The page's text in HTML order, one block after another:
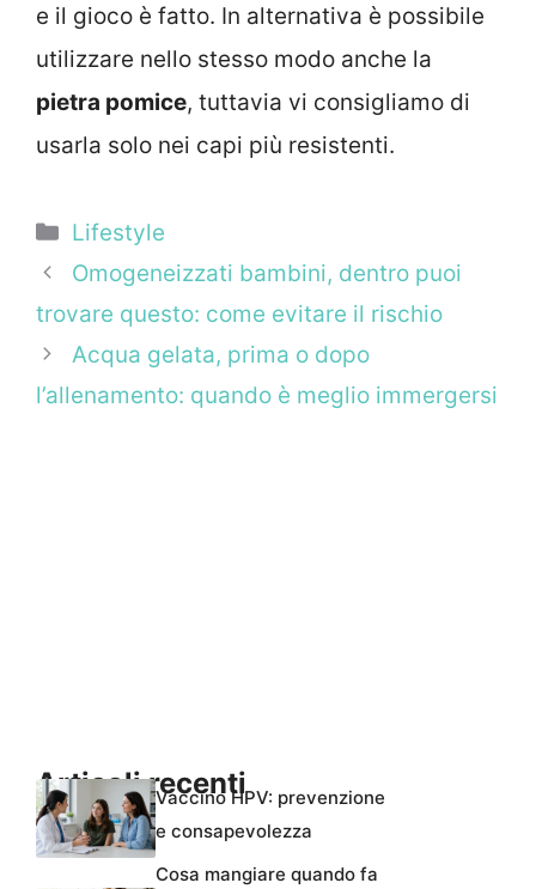
e il gioco è fatto. In alternativa è possibile
utilizzare nello stesso modo anche la
pietra pomice, tuttavia vi consigliamo di
usarla solo nei capi più resistenti.
Categorie
Lifestyle
Omogeneizzati bambini, dentro puoi
trovare questo: come evitare il rischio
Acqua gelata, prima o dopo
l’allenamento: quando è meglio immergersi
Articoli recentiVaccino HPV: prevenzione
e consapevolezza
Cosa mangiare quando fa